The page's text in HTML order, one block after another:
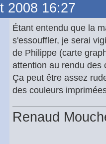
2008 16:27
Étant entendu que la
s'essouffler, je serai
de Philippe (carte
attention au rendu des
Ça peut être assez
des couleurs
Renaud